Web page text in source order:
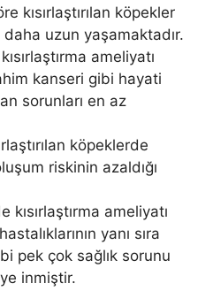
kısırlaştırılan köpekler
uzun yaşamaktadır.
ameliyatı
kanseri gibi hayati
sorunları en az
köpeklerde
riskinin azaldığı
kısırlaştırma ameliyatı
yanı sıra
pek çok sağlık sorunu
inmiştir.